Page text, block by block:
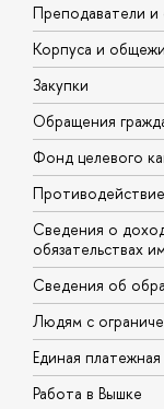
Преподаватели и
Корпуса и
Закупки
Обращения
Фонд целевого
Сведения о
обязательствах
Сведения об
Людям с
Единая
Работа в Вышке